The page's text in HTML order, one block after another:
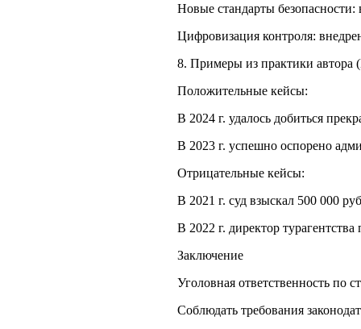
Новые стандарты безопасности:
Цифровизация контроля:
8. Примеры из практики автора
Положительные кейсы:
В 2024 г. удалось добиться
В 2023 г. успешно оспорено
Отрицательные кейсы:
В 2021 г. суд взыскал 500 000
В 2022 г. директор
Заключение
Уголовная ответственность по
Соблюдать требования